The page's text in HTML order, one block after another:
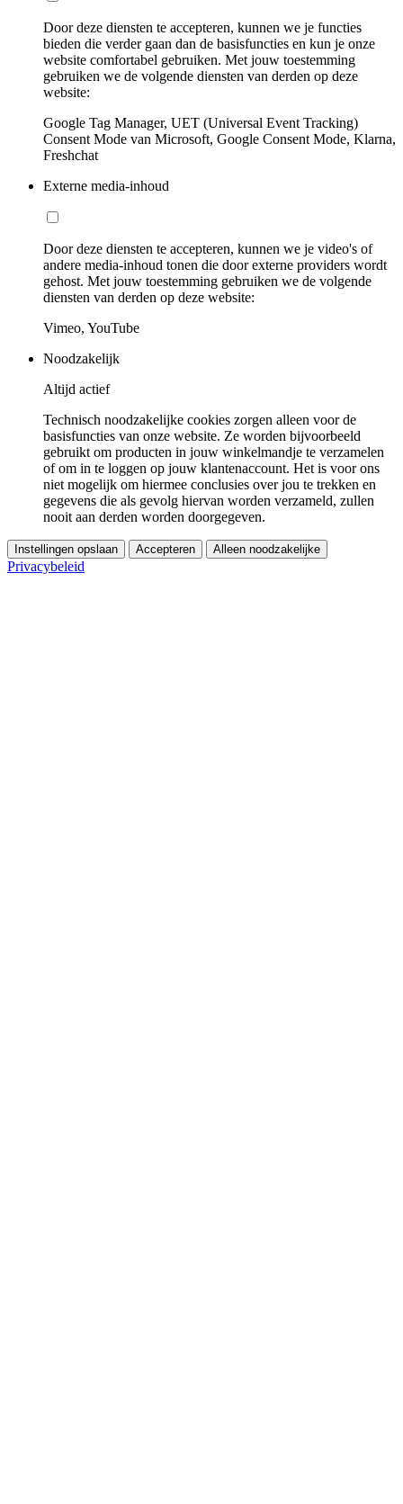
Door deze diensten te accepteren, kunnen we je functies
bieden die verder gaan dan de basisfuncties en kun je onze
website comfortabel gebruiken. Met jouw toestemming
gebruiken we de volgende diensten van derden op deze
website:
Google Tag Manager, UET (Universal Event Tracking)
Consent Mode van Microsoft, Google Consent Mode, Klarna,
Freshchat
Externe media-inhoud
Door deze diensten te accepteren, kunnen we je video's of
andere media-inhoud tonen die door externe providers wordt
gehost. Met jouw toestemming gebruiken we de volgende
diensten van derden op deze website:
Vimeo, YouTube
Noodzakelijk
Altijd actief
Technisch noodzakelijke cookies zorgen alleen voor de
basisfuncties van onze website. Ze worden bijvoorbeeld
gebruikt om producten in jouw winkelmandje te verzamelen
of om in te loggen op jouw klantenaccount. Het is voor ons
niet mogelijk om hiermee conclusies over jou te trekken en
gegevens die als gevolg hiervan worden verzameld, zullen
nooit aan derden worden doorgegeven.
Instellingen opslaan Accepteren Alleen noodzakelijke
Privacybeleid